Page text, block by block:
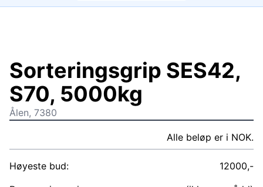
1/13
Sorteringsgrip SES42,
S70, 5000kg
Ålen, 7380
Alle beløp er i NOK.
Høyeste bud:
12000,-